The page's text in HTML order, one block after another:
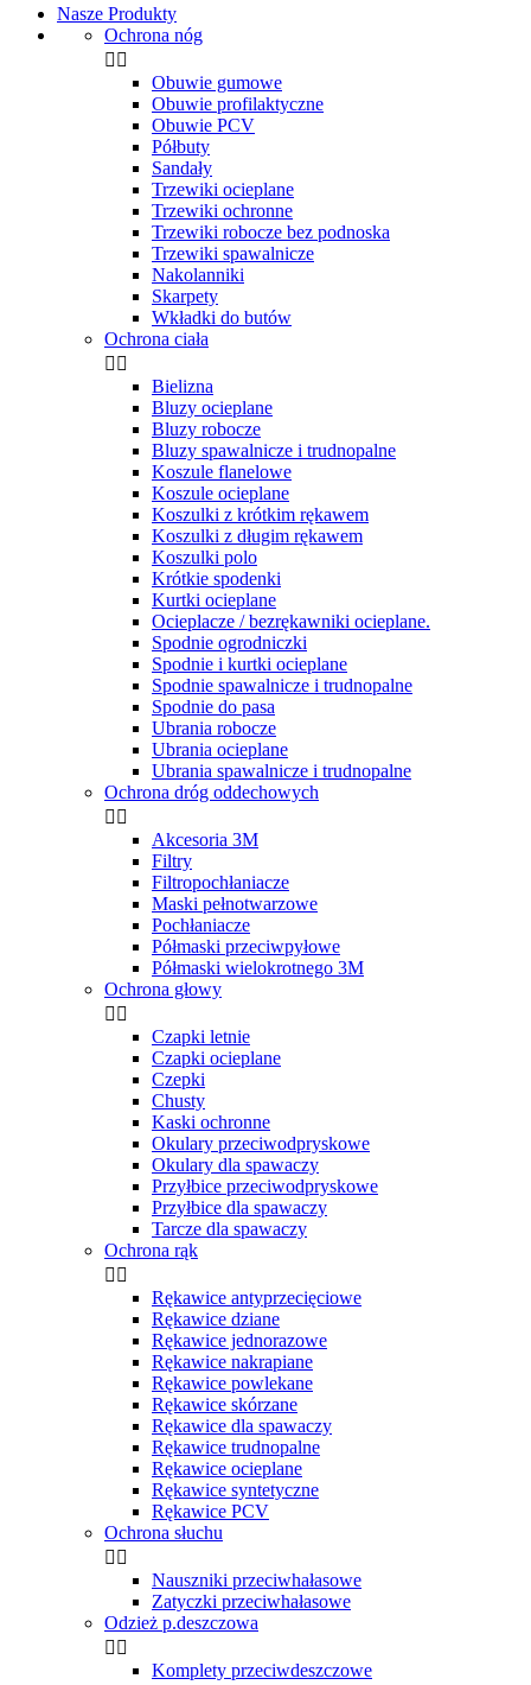
Nasze Produkty
Ochrona nóg
 
Obuwie gumowe
Obuwie profilaktyczne
Obuwie PCV
Półbuty
Sandały
Trzewiki ocieplane
Trzewiki ochronne
Trzewiki robocze bez podnoska
Trzewiki spawalnicze
Nakolanniki
Skarpety
Wkładki do butów
Ochrona ciała
 
Bielizna
Bluzy ocieplane
Bluzy robocze
Bluzy spawalnicze i trudnopalne
Koszule flanelowe
Koszule ocieplane
Koszulki z krótkim rękawem
Koszulki z długim rękawem
Koszulki polo
Krótkie spodenki
Kurtki ocieplane
Ocieplacze / bezrękawniki ocieplane.
Spodnie ogrodniczki
Spodnie i kurtki ocieplane
Spodnie spawalnicze i trudnopalne
Spodnie do pasa
Ubrania robocze
Ubrania ocieplane
Ubrania spawalnicze i trudnopalne
Ochrona dróg oddechowych
 
Akcesoria 3M
Filtry
Filtropochłaniacze
Maski pełnotwarzowe
Pochłaniacze
Półmaski przeciwpyłowe
Półmaski wielokrotnego 3M
Ochrona głowy
 
Czapki letnie
Czapki ocieplane
Czepki
Chusty
Kaski ochronne
Okulary przeciwodpryskowe
Okulary dla spawaczy
Przyłbice przeciwodpryskowe
Przyłbice dla spawaczy
Tarcze dla spawaczy
Ochrona rąk
 
Rękawice antyprzecięciowe
Rękawice dziane
Rękawice jednorazowe
Rękawice nakrapiane
Rękawice powlekane
Rękawice skórzane
Rękawice dla spawaczy
Rękawice trudnopalne
Rękawice ocieplane
Rękawice syntetyczne
Rękawice PCV
Ochrona słuchu
 
Nauszniki przeciwhałasowe
Zatyczki przeciwhałasowe
Odzież p.deszczowa
 
Komplety przeciwdeszczowe